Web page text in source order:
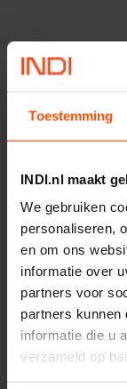
Toestemming
INDI.nl maakt
We gebruiken
personaliseren,
en om ons
informatie over
partners voor
partners kunnen
informatie die u
verzameld op
Onlangs